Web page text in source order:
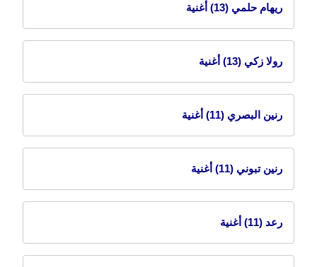
ريهام حلمي (13) أغنية
رولا زكي (13) أغنية
رنين البصري (11) أغنية
رنين تبوني (11) أغنية
رعد (11) أغنية